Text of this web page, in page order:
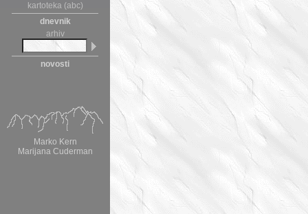
kartoteka (abc)
dnevnik
arhiv
novosti
Marko Kern
Marijana Cuderman